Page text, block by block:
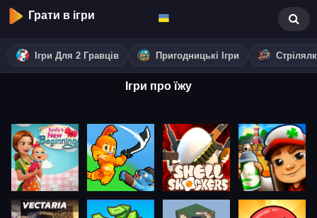
Грати в ігри
Ігри Для 2 Гравців Пригодницькі Ігри
Ігри про їжу